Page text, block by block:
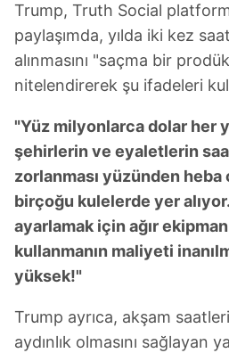
Trump, Truth Social
paylaşımda, yılda iki kez
alınmasını "saçma bir
nitelendirerek şu ifadeleri
"Yüz milyonlarca dolar her
şehirlerin ve eyaletlerin
zorlanması yüzünden
birçoğu kulelerde yer
ayarlamak için ağır
kullanmanın maliyeti
yüksek!"
Trump ayrıca, akşam
aydınlık olmasını sağlayan